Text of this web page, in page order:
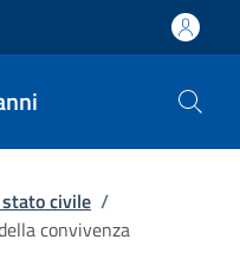
civile /
convivenza